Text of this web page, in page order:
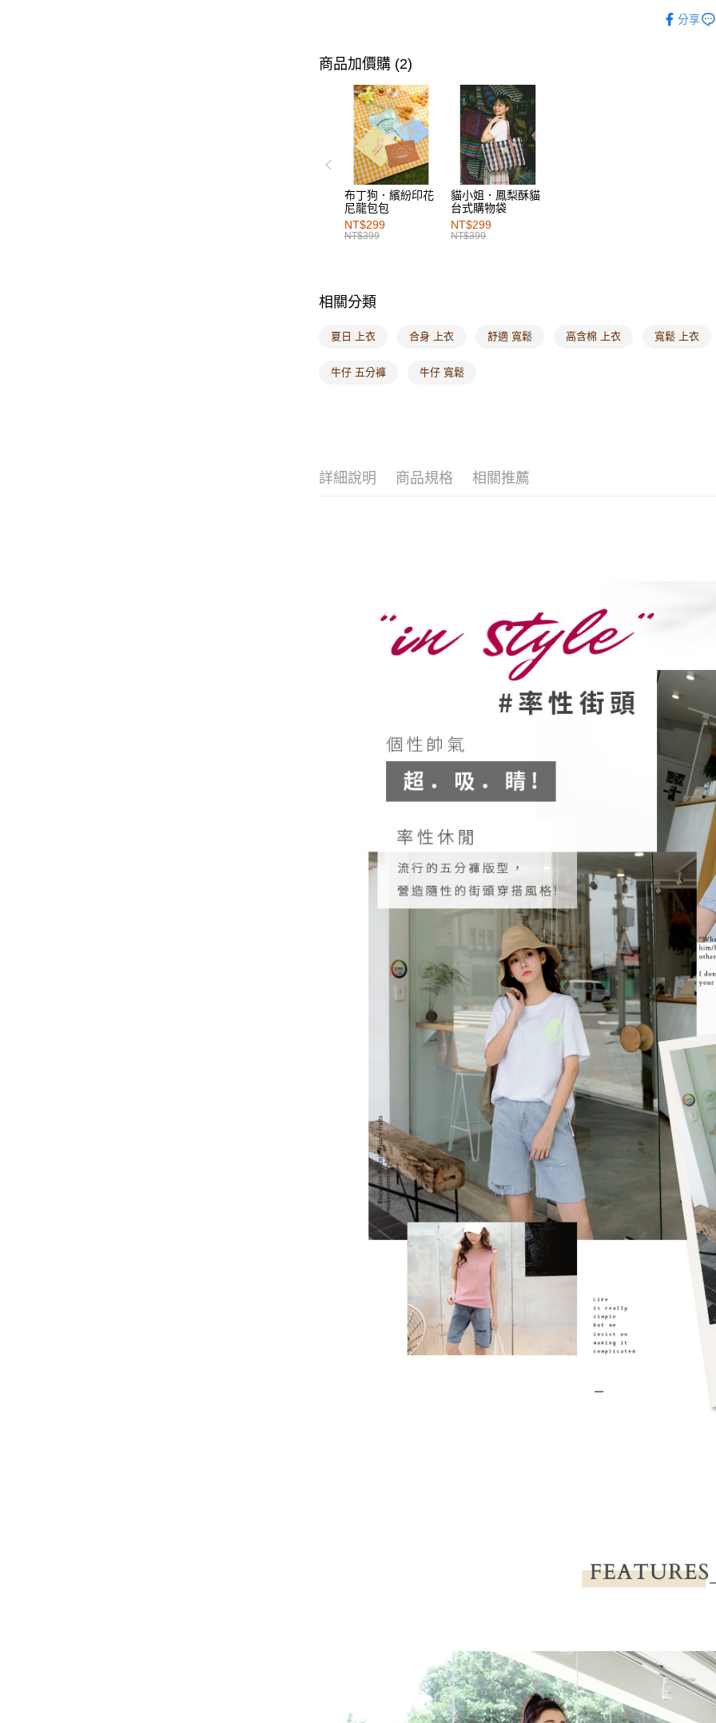
7-11取貨
分享
商品加價購 (2)
布丁狗．繽紛印花
尼龍包包
NT$299
NT$399
貓小姐．鳳梨酥貓
台式購物袋
NT$299
NT$399
相關分類
夏日 上衣 合身 上衣 舒適 寬鬆 高含棉 上衣 寬鬆 上衣
牛仔 五分褲 牛仔 寬鬆
詳細說明 商品規格 相關推薦